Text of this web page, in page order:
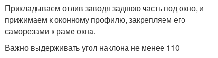
Прикладываем отлив заводя заднюю часть под окно, и
прижимаем к оконному профилю, закрепляем его
саморезами к раме окна.
Важно выдерживать угол наклона не менее 110